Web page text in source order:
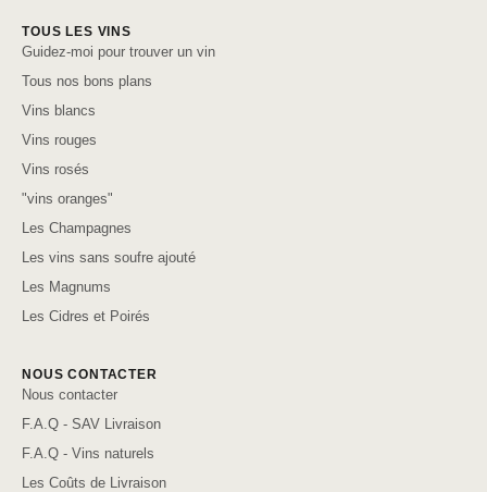
TOUS LES VINS
Guidez-moi pour trouver un vin
Tous nos bons plans
Vins blancs
Vins rouges
Vins rosés
"vins oranges"
Les Champagnes
Les vins sans soufre ajouté
Les Magnums
Les Cidres et Poirés
NOUS CONTACTER
Nous contacter
F.A.Q - SAV Livraison
F.A.Q - Vins naturels
Les Coûts de Livraison